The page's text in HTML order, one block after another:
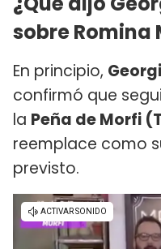
sobre Romina
En principio,
confirmó que
la Peña de Morfi
reemplace como
previsto.